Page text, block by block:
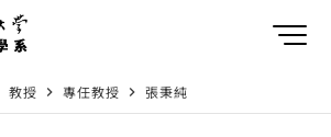
教授 navigate_next 專任教授 navigate_next 張秉純